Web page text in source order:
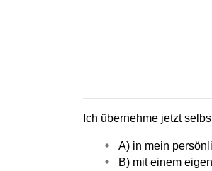
Ich übernehme jetzt
A) in mein
B) mit einem